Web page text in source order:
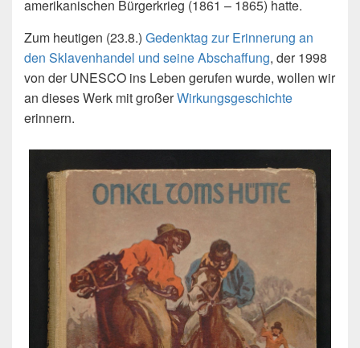
amerikanischen Bürgerkrieg (1861 – 1865) hatte.
Zum heutigen (23.8.) Gedenktag zur Erinnerung an
den Sklavenhandel und seine Abschaffung, der 1998
von der UNESCO ins Leben gerufen wurde, wollen wir
an dieses Werk mit großerWirkungsgeschichte
erinnern.